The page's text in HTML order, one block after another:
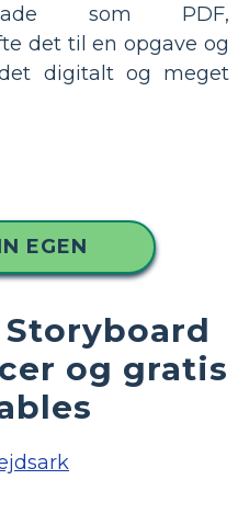
som PDF,
det til en opgave og
digitalt og meget
EGEN
og gratis